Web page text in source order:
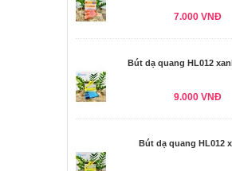
7.000 VNĐ
Bút dạ quang HL012
9.000 VNĐ
Bút dạ quang HL012